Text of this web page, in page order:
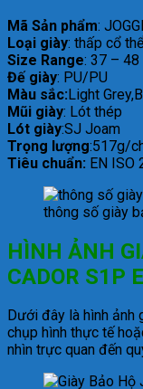
Mã Sản phẩm:
Loại giày: thấp cổ
Size Range: 37 – 48
Đế giày: PU/PU
Màu sắc:Light
Mũi giày: Lót thép
Lót giày:SJ Joam
Trọng lượng:517g/
Tiêu chuẩn: EN ISO
thông số giày
HÌNH ẢNH
CADOR S1P
Dưới đây là hình
chụp hình thực tế
nhìn trực quan đến